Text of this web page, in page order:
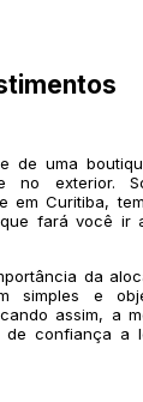
de uma
no exterior.
em Curitiba,
fará você ir
da
simples e
assim, a
confiança a